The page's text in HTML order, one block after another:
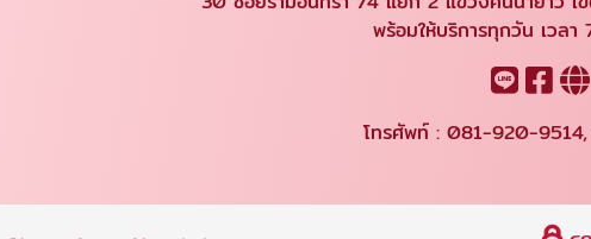
พร้อมให้บริการทุกวัน เวล
โทรศัพท์ : 081-920-9514,